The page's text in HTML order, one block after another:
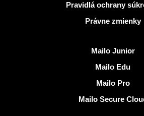
Pravidlá ochrany
Právne zmienky
Mailo Junior
Mailo Edu
Mailo Pro
Mailo Secure